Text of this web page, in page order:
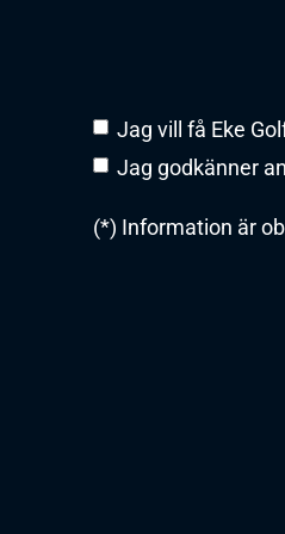
Jag vill få Eke
Jag godkänner
(*) Information är